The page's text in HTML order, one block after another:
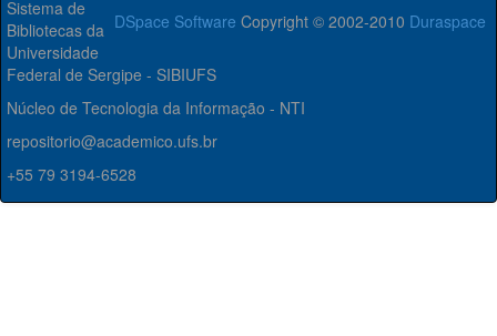
DSpace Software Copyright © 2002-2010 Duraspace
Sistema de
Bibliotecas da
Universidade
Federal de Sergipe - SIBIUFS
Núcleo de Tecnologia da Informação - NTI
repositorio@academico.ufs.br
+55 79 3194-6528